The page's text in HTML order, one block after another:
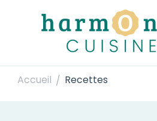
Harmonie Cuisine
Accueil / Recettes